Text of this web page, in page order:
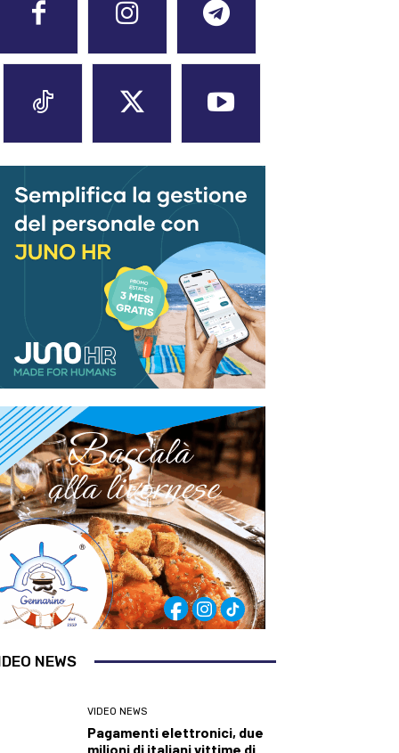
NEWS
VIDEO NEWS
Pagamenti elettronici, due
milioni di italiani vittime di